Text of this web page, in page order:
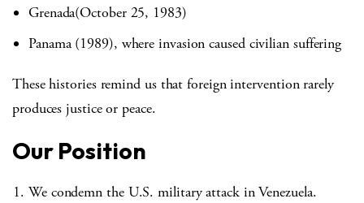
Grenada(October 25, 1983)
Panama (1989), where invasion caused civilian suffering
These histories remind us that foreign intervention rarely
produces justice or peace.
Our Position
We condemn the U.S. military attack in Venezuela.